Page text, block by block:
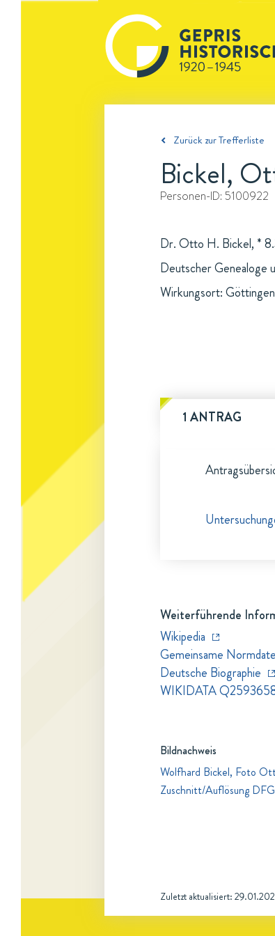
Zurück zur Trefferliste
Bickel,
Personen-ID: 5100922
Dr. Otto H. Bickel, *
Deutscher Genealoge
Wirkungsort: Göttingen
1 ANTRAG
Weiterführende
Wikipedia
Gemeinsame
Deutsche Biographie
WIKIDATA
Bildnachweis
Wolfhard Bickel, Foto
Zuschnitt/Auflösung
Zuletzt aktualisiert: